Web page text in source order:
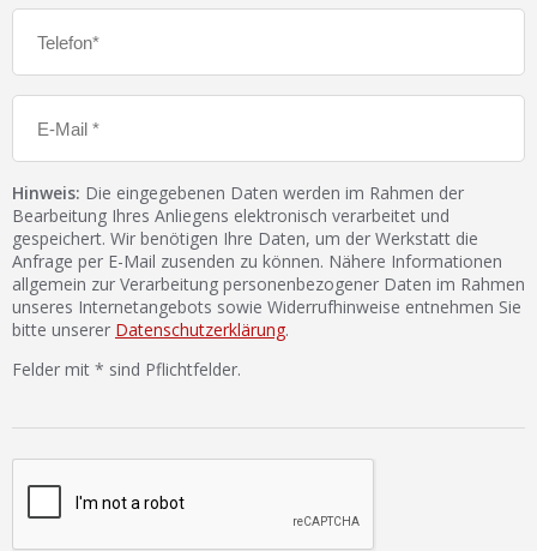
Hinweis: Die eingegebenen Daten werden im Rahmen der
Bearbeitung Ihres Anliegens elektronisch verarbeitet und
gespeichert. Wir benötigen Ihre Daten, um der Werkstatt die
Anfrage per E-Mail zusenden zu können. Nähere Informationen
allgemein zur Verarbeitung personenbezogener Daten im Rahmen
unseres Internetangebots sowie Widerrufhinweise entnehmen Sie
bitte unserer Datenschutzerklärung.
Felder mit * sind Pflichtfelder.